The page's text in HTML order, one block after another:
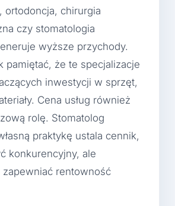
ortodoncja, chirurgia
czy stomatologia
wyższe przychody.
pamiętać, że te specjalizacje
inwestycji w sprzęt,
Cena usług również
rolę. Stomatolog
praktykę ustala cennik,
konkurencyjny, ale
rentowność